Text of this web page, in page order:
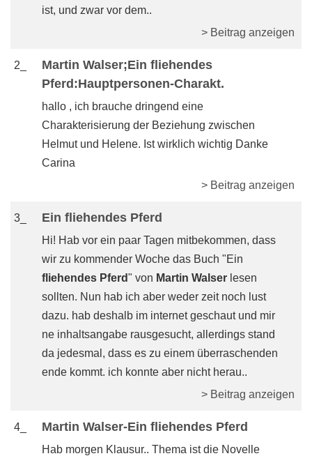
ist, und zwar vor dem..
> Beitrag anzeigen
2_
Martin Walser;Ein fliehendes
Pferd:Hauptpersonen-Charakt.
hallo , ich brauche dringend eine
Charakterisierung der Beziehung zwischen
Helmut und Helene. Ist wirklich wichtig Danke
Carina
> Beitrag anzeigen
3_ Ein fliehendes Pferd
Hi! Hab vor ein paar Tagen mitbekommen, dass
wir zu kommender Woche das Buch "Ein
fliehendes Pferd" von Martin Walser lesen
sollten. Nun hab ich aber weder zeit noch lust
dazu. hab deshalb im internet geschaut und mir
ne inhaltsangabe rausgesucht, allerdings stand
da jedesmal, dass es zu einem überraschenden
ende kommt. ich konnte aber nicht herau..
> Beitrag anzeigen
4_ Martin Walser-Ein fliehendes Pferd
Hab morgen Klausur.. Thema ist die Novelle